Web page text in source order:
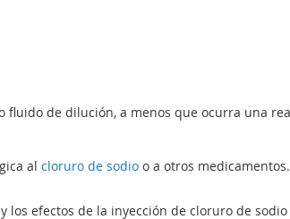
de dilución, a menos que ocurra una
al cloruro de sodio o a otros
efectos de la inyección de cloruro de